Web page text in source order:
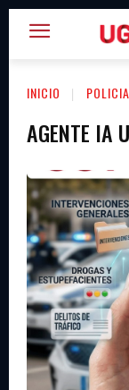
INICIO
AGENTE IA